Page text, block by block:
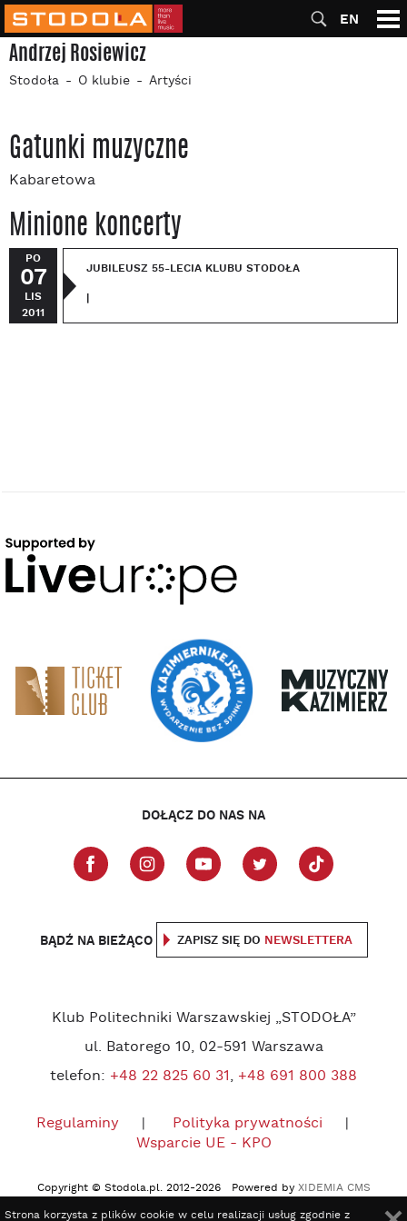
EN
Andrzej Rosiewicz
Stodoła O klubie Artyści
Gatunki muzyczne
Kabaretowa
Minione koncerty
PO
07
LIS
2011
JUBILEUSZ 55-LECIA KLUBU STODOŁA
DOŁĄCZ DO NAS NA
BĄDŹ NA BIEŻĄCO ZAPISZ SIĘ DO NEWSLETTERA
Klub Politechniki Warszawskiej „STODOŁA”
ul. Batorego 10, 02-591 Warszawa
telefon: +48 22 825 60 31, +48 691 800 388
Regulaminy
Polityka prywatności
Wsparcie UE - KPO
Copyright © Stodola.pl. 2012-2026 Powered by XIDEMIA CMS
Strona korzysta z plików cookie w celu realizacji usług zgodnie z